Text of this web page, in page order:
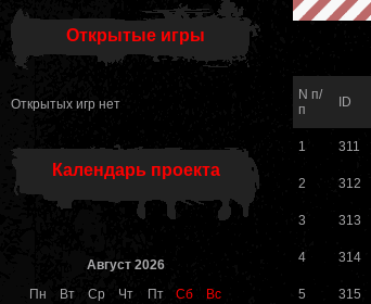
Открытые игры
Открытых игр нет
Календарь проекта
Август 2026
Пн
Вт Ср Чт Пт Сб
Вс
N п/
п
ID
1 311
2 312
3 313
4 314
5 315